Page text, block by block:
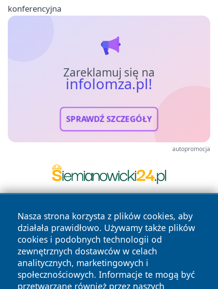
konferencyjna
Zareklamuj się na
infolomza.pl!
SPRAWDŹ SZCZEGÓŁY
autopromocja
Nasza strona korzysta z plików cookies, aby
działała prawidłowo. Używamy także plików
cookies i podobnych technologii od
zewnętrznych dostawców w celach
analitycznych, marketingowych i
społecznościowych. Informacje te mogą być
przetwarzane również przez naszych
Copyright © 2026 infolomza.pl Wszystkie prawa zastrzeżone.